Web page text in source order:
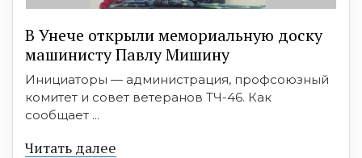
В Унече открыли мемориальную доску
машинисту Павлу Мишину
Инициаторы — администрация, профсоюзный
комитет и совет ветеранов ТЧ-46. Как
сообщает ...
Читать далее